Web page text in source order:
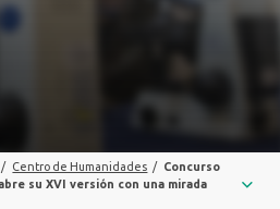
/ Centro de Humanidades /
Concurso
su XVI versión con una mirada